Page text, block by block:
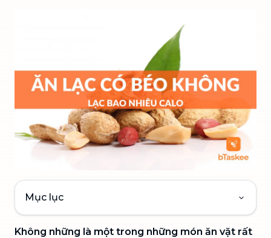
Mục lục
Không những là một trong những món ăn vặt rất